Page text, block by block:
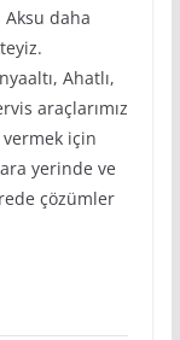
daha
Ahatlı,
araçlarımız
için
yerinde ve
çözümler